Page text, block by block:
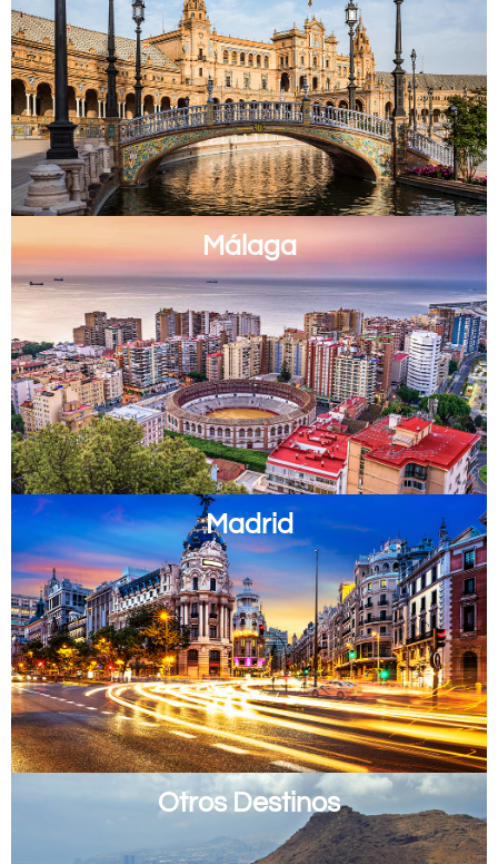
Málaga
Madrid
Otros Destinos